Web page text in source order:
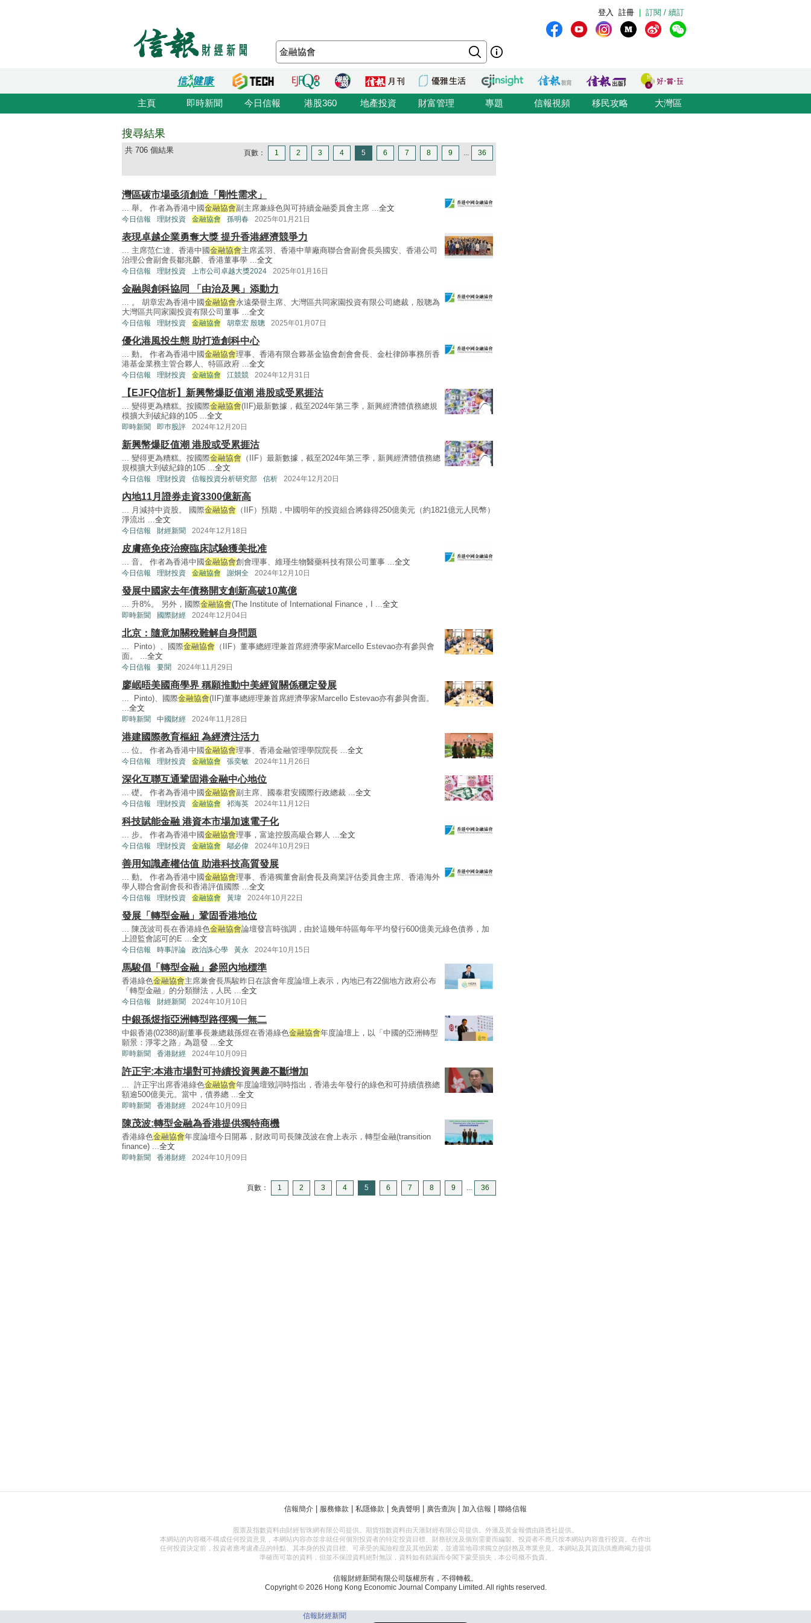
訂閱 / 續訂
註冊
登入
主頁 即時新聞 今日信報 港股360 地產投資 財富管理 專題 信報視頻 移民攻略 大灣區
搜尋結果
共 706 個結果 頁數： 1 2 3 4 5 6 7 8 9 ... 36
灣區碳市場亟須創造「剛性需求」
... 舉。 作者為香港中國金融協會副主席兼綠色與可持續金融委員會主席 ...全文
今日信報 理財投資 金融協會 孫明春 2025年01月21日
表現卓越企業勇奪大獎 提升香港經濟競爭力
... 主席范仁達、香港中國金融協會主席孟羽、香港中華廠商聯合會副會長吳國安、香港公司
治理公會副會長鄒兆麟、香港董事學 ...全文
今日信報 理財投資 上市公司卓越大獎2024 2025年01月16日
金融與創科協同 「由治及興」添動力
... 。 胡章宏為香港中國金融協會永遠榮譽主席、大灣區共同家園投資有限公司總裁，殷聰為
大灣區共同家園投資有限公司董事 ...全文
今日信報 理財投資 金融協會 胡章宏 殷聰 2025年01月07日
優化港風投生態 助打造創科中心
... 動。 作者為香港中國金融協會理事、香港有限合夥基金協會創會會長、金杜律師事務所香
港基金業務主管合夥人、特區政府 ...全文
今日信報 理財投資 金融協會 江競競 2024年12月31日
【EJFQ信析】新興幣爆貶值潮 港股或受累捱沽
... 變得更為糟糕。按國際金融協會(IIF)最新數據，截至2024年第三季，新興經濟體債務總規
模擴大到破紀錄的105 ...全文
即時新聞 即巿股評 2024年12月20日
新興幣爆貶值潮 港股或受累捱沽
... 變得更為糟糕。按國際金融協會 （IIF）最新數據，截至2024年第三季，新興經濟體債務總
規模擴大到破紀錄的105 ...全文
今日信報 理財投資 信報投資分析研究部 信析 2024年12月20日
內地11月證券走資3300億新高
... 月減持中資股。 國際金融協會 （IIF）預期，中國明年的投資組合將錄得250億美元（約1821億元人民幣）
淨流出 ...全文
今日信報 財經新聞 2024年12月18日
皮膚癌免疫治療臨床試驗獲美批准
... 音。 作者為香港中國金融協會創會理事、維瑾生物醫藥科技有限公司董事 ...全文
今日信報 理財投資 金融協會 謝炯全 2024年12月10日
發展中國家去年債務開支創新高破10萬億
... 升8%。 另外，國際金融協會(The Institute of International Finance，I ...全文
即時新聞 國際財經 2024年12月04日
北京：隨意加關稅難解自身問題
... Pinto）、國際金融協會 （IIF）董事總經理兼首席經濟學家Marcello Estevao亦有參與會
面。 ...全文
今日信報 要聞 2024年11月29日
廖岷晤美國商學界 稱願推動中美經貿關係穩定發展
... Pinto)、國際金融協會(IIF)董事總經理兼首席經濟學家Marcello Estevao亦有參與會面。
...全文
即時新聞 中國財經 2024年11月28日
港建國際教育樞紐 為經濟注活力
... 位。 作者為香港中國金融協會理事、香港金融管理學院院長 ...全文
今日信報 理財投資 金融協會 張奕敏 2024年11月26日
深化互聯互通鞏固港金融中心地位
... 礎。 作者為香港中國金融協會副主席、國泰君安國際行政總裁 ...全文
今日信報 理財投資 金融協會 祁海英 2024年11月12日
科技賦能金融 港資本市場加速電子化
... 步。 作者為香港中國金融協會理事，富途控股高級合夥人 ...全文
今日信報 理財投資 金融協會 鄔必偉 2024年10月29日
善用知識產權估值 助港科技高質發展
... 動。 作者為香港中國金融協會理事、香港獨董會副會長及商業評估委員會主席、香港海外
學人聯合會副會長和香港評值國際 ...全文
今日信報 理財投資 金融協會 黃瑋 2024年10月22日
發展「轉型金融」鞏固香港地位
... 陳茂波司長在香港綠色金融協會論壇發言時強調，由於這幾年特區每年平均發行600億美元綠色債券，加
上證監會認可的E ...全文
今日信報 時事評論 政治誅心學 黃永 2024年10月15日
馬駿倡「轉型金融」參照內地標準
香港綠色金融協會主席兼會長馬駿昨日在該會年度論壇上表示，內地已有22個地方政府公布
「轉型金融」的分類辦法，人民 ...全文
今日信報 財經新聞 2024年10月10日
中銀孫煜指亞洲轉型路徑獨一無二
中銀香港(02388)副董事長兼總裁孫煜在香港綠色金融協會年度論壇上，以「中國的亞洲轉型
願景：淨零之路」為題發 ...全文
即時新聞 香港財經 2024年10月09日
許正宇:本港市場對可持續投資興趣不斷增加
... 許正宇出席香港綠色金融協會年度論壇致詞時指出，香港去年發行的綠色和可持續債務總
額逾500億美元。當中，債券總 ...全文
即時新聞 香港財經 2024年10月09日
陳茂波:轉型金融為香港提供獨特商機
香港綠色金融協會年度論壇今日開幕，財政司司長陳茂波在會上表示，轉型金融(transition
finance) ...全文
即時新聞 香港財經 2024年10月09日
頁數： 1 2 3 4 5 6 7 8 9 ... 36
信報簡介 服務條款 私隱條款 免責聲明 廣告查詢 加入信報 聯絡信報
股票及指數資料由財經智珠網有限公司提供。期貨指數資料由天滙財經有限公司提供。外滙及黃金報價由路透社提供。
本網站的內容概不構成任何投資意見，本網站內容亦並非就任何個別投資者的特定投資目標、財務狀況及個別需要而編製。投資者不應只按本網站內容進行投資。在作出
任何投資決定前，投資者應考慮產品的特點、其本身的投資目標、可承受的風險程度及其他因素，並適當地尋求獨立的財務及專業意見。本網站及其資訊供應商竭力提供
準確而可靠的資料，但並不保證資料絕對無誤，資料如有錯漏而令閣下蒙受損失，本公司概不負責。
信報財經新聞有限公司版權所有，不得轉載。
Copyright © 2026 Hong Kong Economic Journal Company Limited. All rights reserved.
信報財經新聞